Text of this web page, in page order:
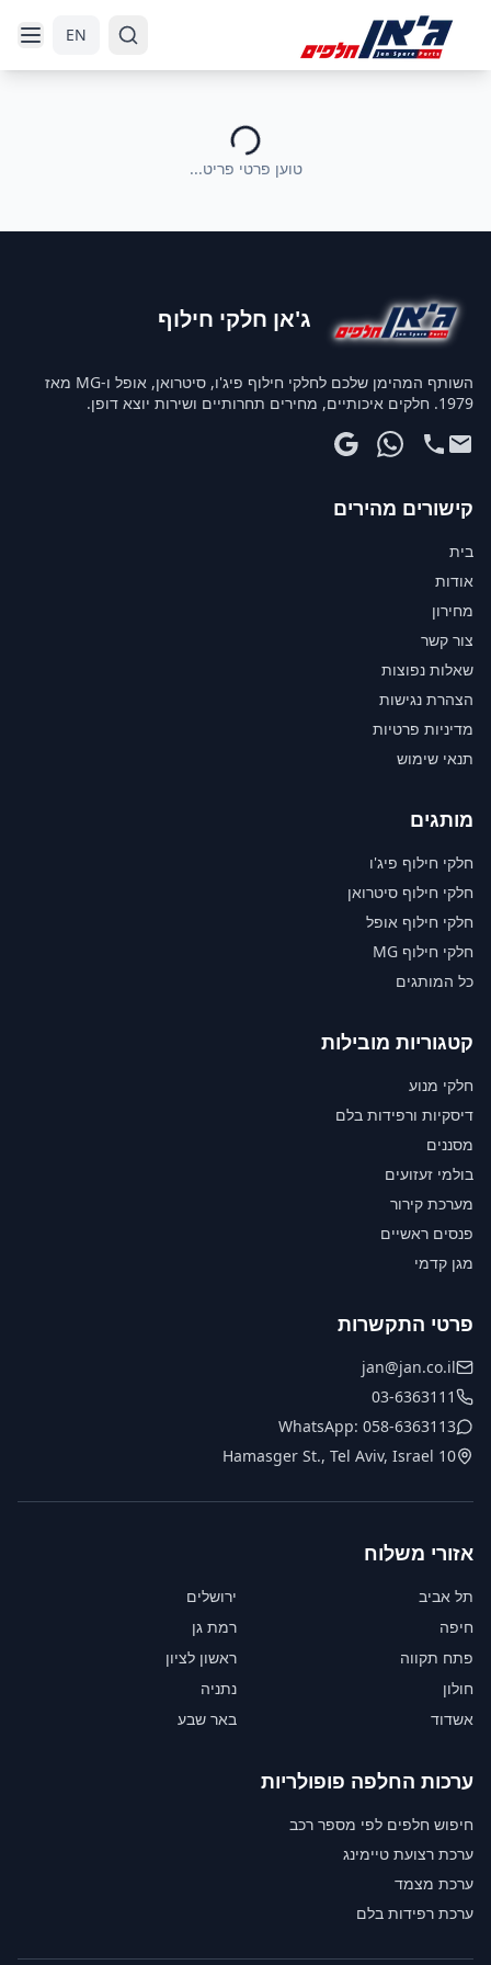
EN
טוען פרטי פריט...
ג'אן חלקי חילוף
השותף המהימן שלכם לחלקי חילוף פיג'ו, סיטרואן, אופל ו-MG מאז
1979. חלקים איכותיים, מחירים תחרותיים ושירות יוצא דופן.
קישורים מהירים
בית
אודות
מחירון
צור קשר
שאלות נפוצות
הצהרת נגישות
מדיניות פרטיות
תנאי שימוש
מותגים
חלקי חילוף פיג'ו
חלקי חילוף סיטרואן
חלקי חילוף אופל
חלקי חילוף MG
כל המותגים
קטגוריות מובילות
חלקי מנוע
דיסקיות ורפידות בלם
מסננים
בולמי זעזועים
מערכת קירור
פנסים ראשיים
מגן קדמי
פרטי התקשרות
jan@jan.co.il
03-6363111
WhatsApp: 058-6363113
10 Hamasger St., Tel Aviv, Israel
אזורי משלוח
תל אביב
ירושלים
חיפה
רמת גן
פתח תקווה
ראשון לציון
חולון
נתניה
אשדוד
באר שבע
ערכות החלפה פופולריות
חיפוש חלפים לפי מספר רכב
ערכת רצועת טיימינג
ערכת מצמד
ערכת רפידות בלם